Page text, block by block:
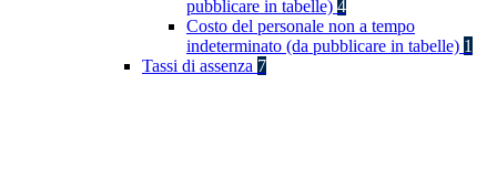
pubblicare in tabelle) 4
Costo del personale non a tempo
indeterminato (da pubblicare in tabelle) 1
Tassi di assenza 7